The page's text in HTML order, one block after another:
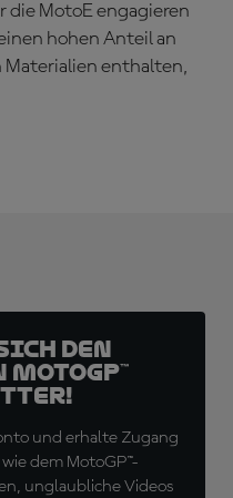
die MotoE engagieren
hohen Anteil an
Materialien enthalten,
den
und erhalte Zugang
dem MotoGP™-
unglaubliche Videos